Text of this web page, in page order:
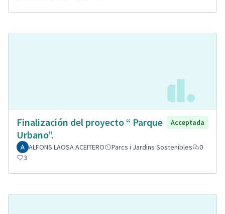
Finalización del proyecto “ Parque
Urbano”.
Acceptada
ALFONS LAOSA ACEITERO Parcs i Jardins Sostenibles
0
3